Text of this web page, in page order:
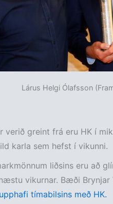
Lárus Helgi Ólafsson
verið greint frá eru HK í
karla sem hefst í vikunni.
liðsins eru að
vikurnar. Bæði Brynjar
tímabilsins með HK.